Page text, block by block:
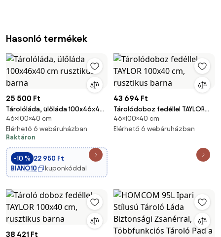
Hasonló termékek
25 500 Ft
Tárolóláda, ülőláda 100x46x40
cm rusztikus barna
46×100×40 cm
Elérhető 6 webáruházban
Raktáron
-10 % 22 950 Ft
BIANO10
kuponkóddal
43 694 Ft
Tárolódoboz fedéllel TAYLOR
100x40 cm, rusztikus barna
46×100×40 cm
Elérhető 6 webáruházban
38 421 Ft